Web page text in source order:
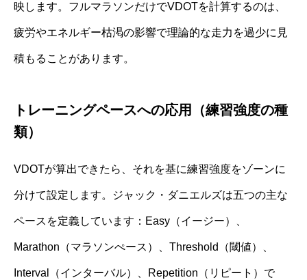
映します。フルマラソンだけでVDOTを計算するのは、
疲労やエネルギー枯渇の影響で理論的な走力を過少に見
積もることがあります。
トレーニングペースへの応用（練習強度の種
類）
VDOTが算出できたら、それを基に練習強度をゾーンに
分けて設定します。ジャック・ダニエルズは五つの主な
ペースを定義しています：Easy（イージー）、
Marathon（マラソンぺース）、Threshold（閾値）、
Interval（インターバル）、Repetition（リピート）で